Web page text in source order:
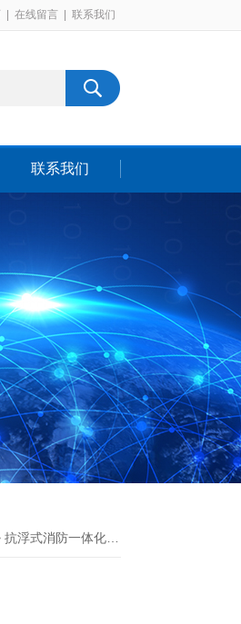
在线留言 联系我们
联系我们
浮式消防一体化泵站